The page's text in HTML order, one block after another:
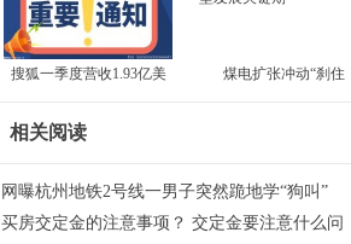
搜狐一季度营收1.93亿美
持平
煤电扩张冲动“刹住
相关阅读
网曝杭州地铁2号线一男子突然跪地学“狗叫”
买房交定金的注意事项？ 交定金要注意什么问